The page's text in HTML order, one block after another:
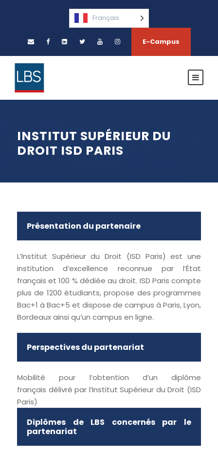
Français
E-Campus
INSTITUT SUPÉRIEUR DU
DROIT ISD PARIS
Présentation du partenaire
L’Institut Supérieur du Droit (ISD Paris) est une
institution d’excellence reconnue par l’État
français et 100 % dédiée au droit. ISD Paris compte
plus de 1200 étudiants, propose des programmes
Bac+1 à Bac+5 et dispose de campus à Paris, Lyon,
Bordeaux ainsi qu’un campus en ligne.
Perspectives du partenariat
Mobilité pour l’obtention d’un diplôme
français délivré par l’Institut Supérieur du Droit (ISD
Paris)
Diplômes de LBS concernés par le
partenariat